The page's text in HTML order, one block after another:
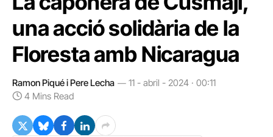
una acció solidària de la
Floresta amb Nicaragua
Ramon Piqué i Pere Lecha
11 - abril - 2024 · 00:11
4 Mins Read